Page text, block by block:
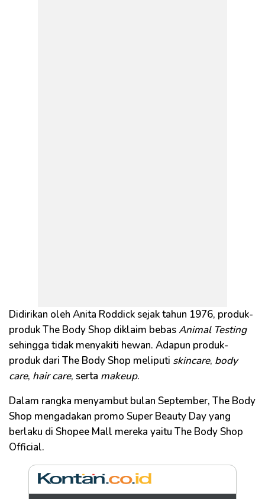
Didirikan oleh Anita Roddick sejak tahun 1976, produk-
produk The Body Shop diklaim bebasAnimal Testing
sehingga tidak menyakiti hewan. Adapun produk-
produk dari The Body Shop meliputi skincare, body
care, hair care, serta makeup.
Dalam rangka menyambut bulan September, The Body
Shop mengadakan promo Super Beauty Day yang
berlaku di Shopee Mall mereka yaitu The Body Shop
Official.